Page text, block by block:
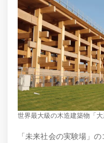
世界最大級の木造建築物「大
「未来社会の実験場」